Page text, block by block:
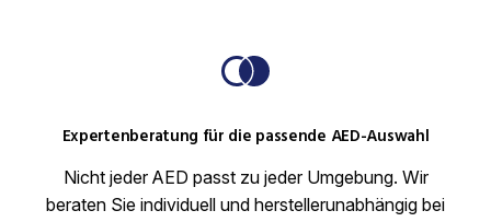
Expertenberatung für die passende AED-Auswahl
Nicht jeder AED passt zu jeder Umgebung. Wir
beraten Sie individuell und herstellerunabhängig bei